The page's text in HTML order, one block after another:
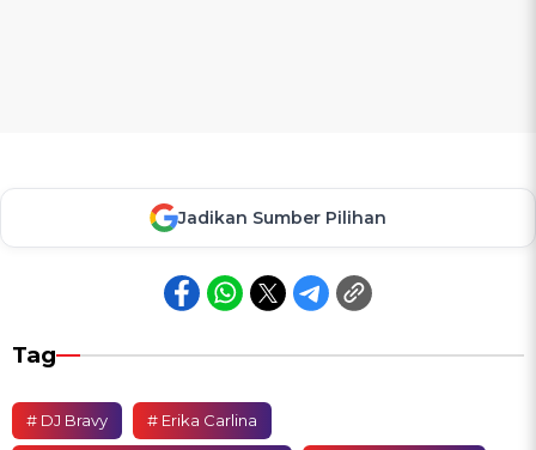
Jadikan Sumber Pilihan
Tag
# DJ Bravy # Erika Carlina